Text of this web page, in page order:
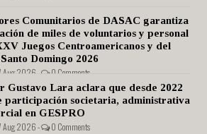
Comunitarios de DASAC garantiza
de miles de voluntarios y personal
Juegos Centroamericanos y del
Domingo 2026
Aug 2026 - 0 Comments
Gustavo Lara aclara que desde 2022
participación societaria, administrativa
en GESPRO
Aug 2026 - 0 Comments